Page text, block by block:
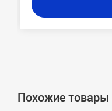
Похожие товары